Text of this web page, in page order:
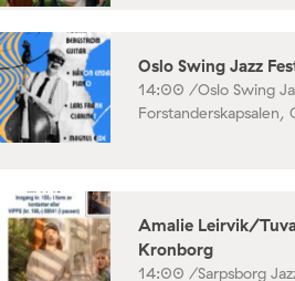
Oslo Swing Jazz
14:00 /Oslo Swing
Forstanderskapsalen,
Amalie Leirvik/
Kronborg
14:00 /Sarpsborg